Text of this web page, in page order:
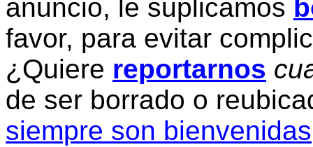
anuncio, le suplicamos
favor, para evitar
¿Quiere reportarnos
de ser borrado o
siempre son bienvenidas